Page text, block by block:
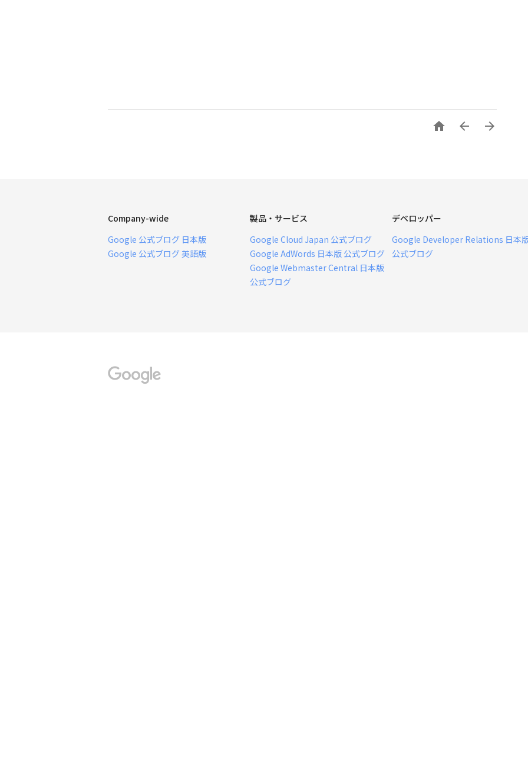
  
Company-wide
Google 公式ブログ 日本版
Google 公式ブログ 英語版
製品・サービス
Google Cloud Japan 公式ブログ
Google AdWords 日本版 公式ブログ
Google Webmaster Central 日本版
公式ブログ
デベロッパー
Google Developer Relations 日本
公式ブログ